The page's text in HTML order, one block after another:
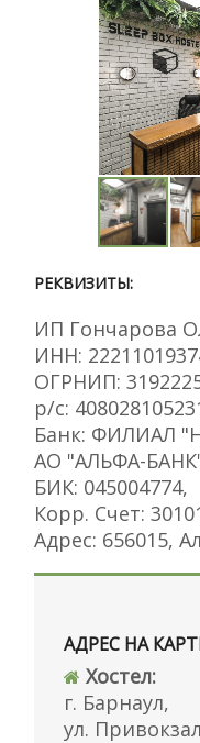
РЕКВИЗИТЫ:
ИП Гончарова
ИНН:
ОГРНИП:
р/с:
Банк: ФИЛИАЛ
АО "АЛЬФА-
БИК: 045004774,
Корр. Счет:
Адрес: 656015,
АДРЕС НА
Хостел:
г. Барнаул,
ул.